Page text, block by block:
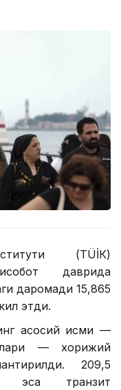
(ТÜİК)
даврида
даромади 15,865
этди.
асосий қисми —
— хорижий
209,5
эса транзит